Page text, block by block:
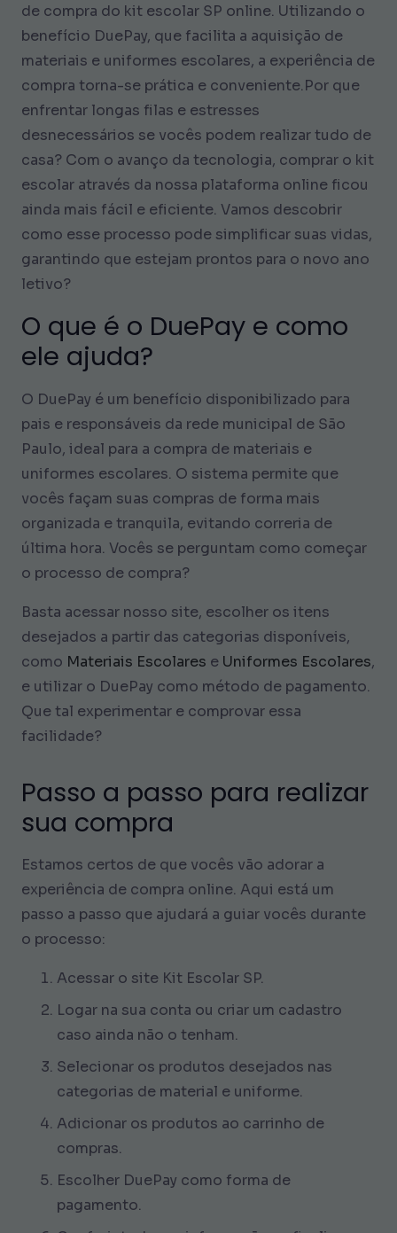
de compra do kit escolar SP online. Utilizando o
benefício DuePay, que facilita a aquisição de
materiais e uniformes escolares, a experiência de
compra torna-se prática e conveniente.Por que
enfrentar longas filas e estresses
desnecessários se vocês podem realizar tudo de
casa? Com o avanço da tecnologia, comprar o kit
escolar através da nossa plataforma online ficou
ainda mais fácil e eficiente. Vamos descobrir
como esse processo pode simplificar suas vidas,
garantindo que estejam prontos para o novo ano
letivo?
O que é o DuePay e como
ele ajuda?
O DuePay é um benefício disponibilizado para
pais e responsáveis da rede municipal de São
Paulo, ideal para a compra de materiais e
uniformes escolares. O sistema permite que
vocês façam suas compras de forma mais
organizada e tranquila, evitando correria de
última hora. Vocês se perguntam como começar
o processo de compra?
Basta acessar nosso site, escolher os itens
desejados a partir das categorias disponíveis,
como Materiais Escolares e Uniformes Escolares,
e utilizar o DuePay como método de pagamento.
Que tal experimentar e comprovar essa
facilidade?
Passo a passo para realizar
sua compra
Estamos certos de que vocês vão adorar a
experiência de compra online. Aqui está um
passo a passo que ajudará a guiar vocês durante
o processo:
Acessar o site Kit Escolar SP.
Logar na sua conta ou criar um cadastro
caso ainda não o tenham.
Selecionar os produtos desejados nas
categorias de material e uniforme.
Adicionar os produtos ao carrinho de
compras.
Escolher DuePay como forma de
pagamento.